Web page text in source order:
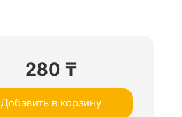
280 ₸
Добавить в корзину